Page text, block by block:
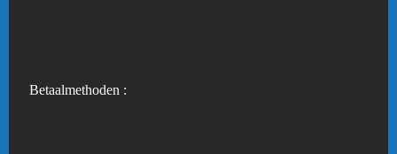
Betaalmethoden :